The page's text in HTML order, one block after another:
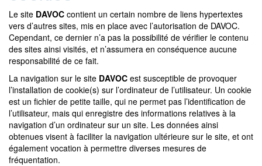
Le site DAVOC contient un certain nombre de liens hypertextes
vers d’autres sites, mis en place avec l’autorisation de DAVOC.
Cependant, ce dernier n’a pas la possibilité de vérifier le contenu
des sites ainsi visités, et n’assumera en conséquence aucune
responsabilité de ce fait.
La navigation sur le site DAVOC est susceptible de provoquer
l’installation de cookie(s) sur l’ordinateur de l’utilisateur. Un cookie
est un fichier de petite taille, qui ne permet pas l’identification de
l’utilisateur, mais qui enregistre des informations relatives à la
navigation d’un ordinateur sur un site. Les données ainsi
obtenues visent à faciliter la navigation ultérieure sur le site, et ont
également vocation à permettre diverses mesures de
fréquentation.